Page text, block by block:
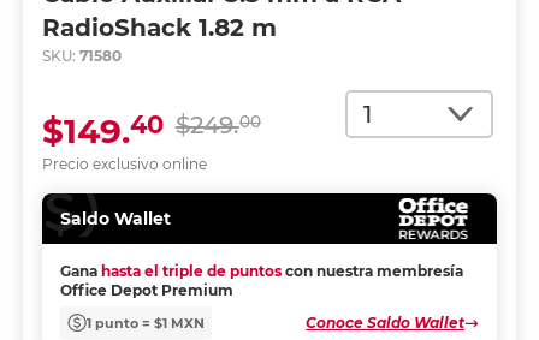
RadioShack 1.82 m
SKU: 71580
Cantidad
Precio exclusivo online
$249.00
$149.40
Saldo Wallet
Gana hasta el triple de puntos con nuestra membresía
Office Depot Premium
1 punto = $1 MXN Conoce Saldo Wallet